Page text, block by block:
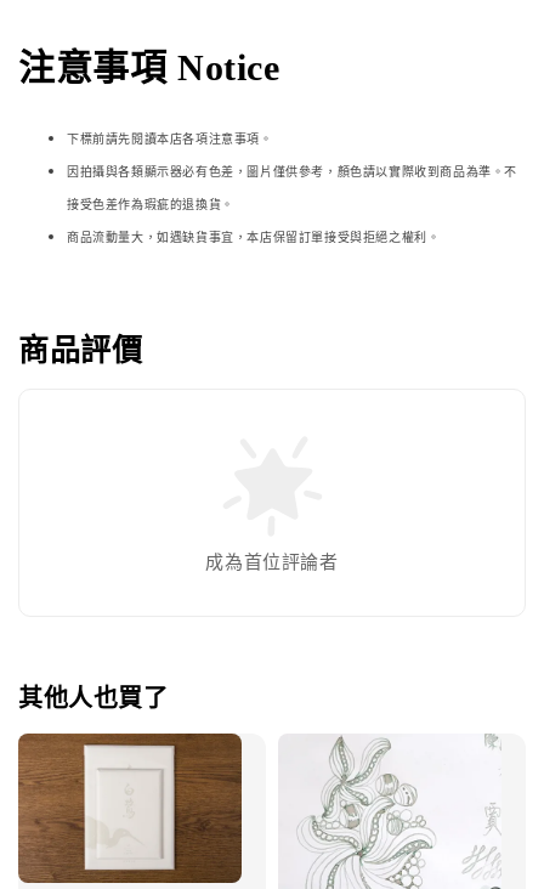
注意事項 Notice
下標前請先閱讀本店各項注意事項。
因拍攝與各類顯示器必有色差，圖片僅供參考，顏色請以實際收到商品為準。不
接受色差作為瑕疵的退換貨。
商品流動量大，如遇缺貨事宜，本店保留訂單接受與拒絕之權利。
商品評價
成為首位評論者
其他人也買了